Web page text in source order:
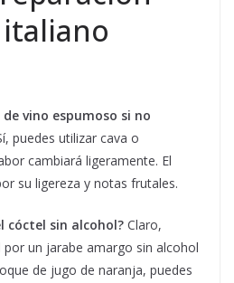
vino espumoso si no
puedes utilizar cava o
cambiará ligeramente. El
su ligereza y notas frutales.
cóctel sin alcohol? Claro,
un jarabe amargo sin alcohol
de jugo de naranja, puedes